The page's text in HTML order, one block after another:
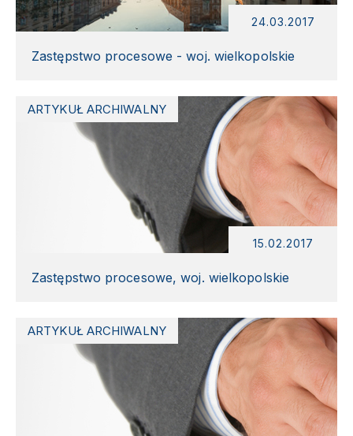
24.03.2017
Zastępstwo procesowe - woj. wielkopolskie
ARTYKUŁ ARCHIWALNY
15.02.2017
Zastępstwo procesowe, woj. wielkopolskie
ARTYKUŁ ARCHIWALNY